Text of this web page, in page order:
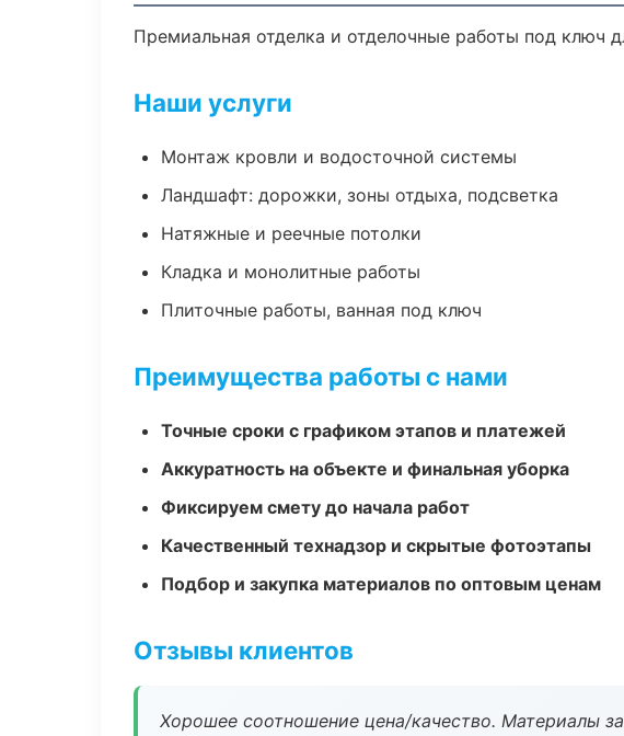
Премиальная отделка и отделочные работы под ключ
Наши услуги
Монтаж кровли и водосточной системы
Ландшафт: дорожки, зоны отдыха, подсветка
Натяжные и реечные потолки
Кладка и монолитные работы
Плиточные работы, ванная под ключ
Преимущества работы с нами
Точные сроки с графиком этапов и платежей
Аккуратность на объекте и финальная уборка
Фиксируем смету до начала работ
Качественный технадзор и скрытые фотоэтапы
Подбор и закупка материалов по оптовым ценам
Отзывы клиентов
Хорошее соотношение цена/качество. Материалы